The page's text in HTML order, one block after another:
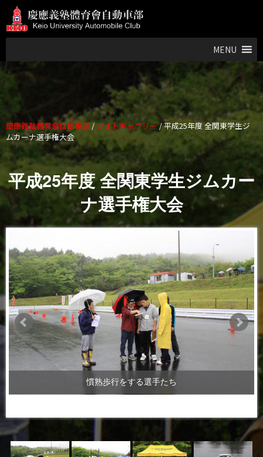
MENU
慶應義塾體育會自動車部/フォトギャラリー/平成25年度 全関東学生ジ
ムカーナ選手権大会
平成25年度 全関東学生ジムカー
ナ選手権大会
慣熟歩行をする選手たち